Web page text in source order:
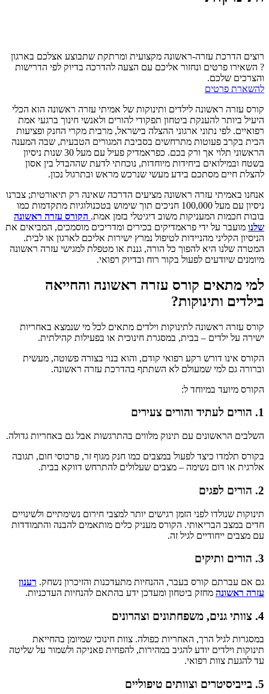
רוצים הדרכת עזרה-ראשונה מקצועית ומרתקת שתבוצע אצלכם בארגון
? השאירו פרטים ונחזור אליכם עם הצעה להדרכה בדיוק לפי הדרישות
והצרכים שלכם.
להשארת פרטים
קורס עזרה ראשונה לילדים ותינוקות של אמיתי עזרה ראשונה הוא הכלי
היעיל ביותר להענקת ביטחון תפקודי להורים ולאנשי חינוך ברגעי אמת
רפואיים. לפי נתוני ארגוני ההצלה בישראל, מרבית מקרי החנק ופציעות
הבית בקרב פעוטות מתרחשים בסביבת המגורים הטבעית, שבה המענה
הראשוני תלוי אך ורק בכם. כפראמדיק פעיל עם מעל 30 שנות ניסיון
בשטח ובמילואים ביחידות מיוחדות, נוכחתי לדעת שההבדל בין אסון
להצלת חיים מסתכם בידע מעשי שנרכש מראש ובתרגול נכון.
אנחנו באמיתי עזרה ראשונה מציעים הדרכה שאינה רק תיאורטית; צברנו
ניסיון עם מעל 100,000 חניכים תוך שימוש בטכנולוגיות מתקדמות כמו
בובות חכמות המעניקות משוב דיגיטלי בזמן אמת. הקורס עזרה ראשונה
שלנו מועבר על ידי פראמדיקים בכירים ומדריכים מוסמכים, המביאים את
הניסיון הקליני מהניידות לטיפול נמרץ ישירות אליכם לארגון או לבית.
המטרה שלנו היא להפוך כל הורה, גננת או מטפלת למגישי עזרה ראשונה
מיומנים שיודעים לפעול בקור רוח ובדיוק רפואי.
למי מתאים קורס עזרה ראשונה והחייאה
בילדים ותינוקות?
קורס עזרה ראשונה לתינוקות וילדים מתאים לכל מי שנמצא באחריות
ישירה על ילדים – בבית, במסגרת חינוכית או בפעילות קהילתית.
הקורס אינו דורש רקע רפואי קודם, והוא בנוי בצורה פשוטה, מעשית
וברורה גם למי שמעולם לא השתתף בהדרכת עזרה ראשונה.
הקורס מיועד במיוחד ל:
1. הורים לעתיד והורים צעירים
השלבים הראשונים עם תינוק מלווים בהתרגשות אבל גם באחריות גדולה.
בקורס תלמדו כיצד לפעול במצבים כמו חנק מגוף זר, פרכוסי חום, תגובה
אלרגית או דום נשימה – מצבים שעלולים להתרחש דווקא בבית.
2. הורים לפגים
תינוקות שנולדו לפני הזמן רגישים יותר למצבי חירום נשימתיים ולשינויים
חדים במצב הבריאותי. הקורס מעניק כלים מותאמים להבנה והתמודדות
עם מצבים ייחודיים לגיל זה.
3. הורים ותיקים
גם אם עברתם קורס בעבר, ההנחיות מתעדכנות והזיכרון נשחק. רענון
עזרה ראשונה מחזק ביטחון ומעדכן ידע בהתאם להנחיות העדכניות.
4. צוותי גנים, משפחתונים וצהרונים
במסגרות לגיל הרך, האחריות כפולה. צוות חינוכי שמיומן בהחייאת
תינוקות וילדים יודע להגיב במהירות, להפחית פאניקה ולשמור על שליטה
עד להגעת צוות רפואי.
5. בייביסיטרים וצוותים טיפוליים